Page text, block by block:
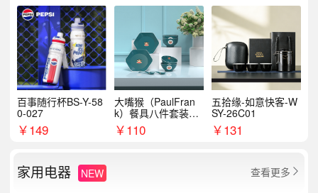
百事随行杯BS-Y-58
0-027
￥149
大嘴猴（PaulFran
k）餐具八件套装HC
T6007
￥110
五拾缘-如意快客-W
SY-26C01
￥131
家用电器 NEW 查看更多 